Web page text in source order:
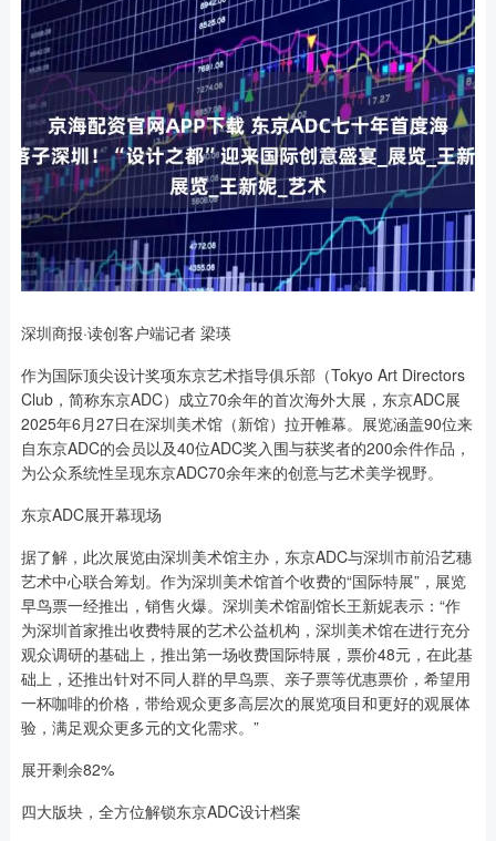
深圳商报·读创客户端记者 梁瑛
作为国际顶尖设计奖项东京艺术指导俱乐部（Tokyo Art Directors
Club，简称东京ADC）成立70余年的首次海外大展，东京ADC展
2025年6月27日在深圳美术馆（新馆）拉开帷幕。展览涵盖90位来
自东京ADC的会员以及40位ADC奖入围与获奖者的200余件作品，
为公众系统性呈现东京ADC70余年来的创意与艺术美学视野。
东京ADC展开幕现场
据了解，此次展览由深圳美术馆主办，东京ADC与深圳市前沿艺穗
艺术中心联合筹划。作为深圳美术馆首个收费的“国际特展”，展览
早鸟票一经推出，销售火爆。深圳美术馆副馆长王新妮表示：“作
为深圳首家推出收费特展的艺术公益机构，深圳美术馆在进行充分
观众调研的基础上，推出第一场收费国际特展，票价48元，在此基
础上，还推出针对不同人群的早鸟票、亲子票等优惠票价，希望用
一杯咖啡的价格，带给观众更多高层次的展览项目和更好的观展体
验，满足观众更多元的文化需求。”
展开剩余82%
四大版块，全方位解锁东京ADC设计档案